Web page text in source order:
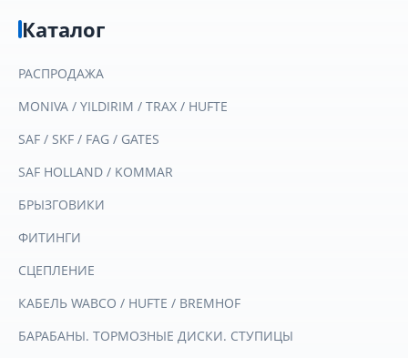
Каталог
РАСПРОДАЖА
MONIVA / YILDIRIM / TRAX / HUFTE
SAF / SKF / FAG / GATES
SAF HOLLAND / KOMMAR
БРЫЗГОВИКИ
ФИТИНГИ
СЦЕПЛЕНИЕ
КАБЕЛЬ WABCO / HUFTE / BREMHOF
БАРАБАНЫ. ТОРМОЗНЫЕ ДИСКИ. СТУПИЦЫ